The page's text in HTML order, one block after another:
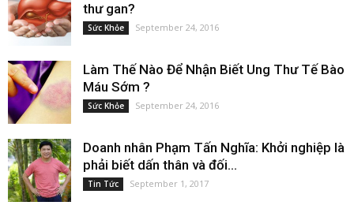
thư gan?
Sức Khỏe September 24, 2016
Làm Thế Nào Để Nhận Biết Ung Thư Tế Bào
Máu Sớm ?
Sức Khỏe September 24, 2016
Doanh nhân Phạm Tấn Nghĩa: Khởi nghiệp là
phải biết dấn thân và đối...
Tin Tức September 1, 2017